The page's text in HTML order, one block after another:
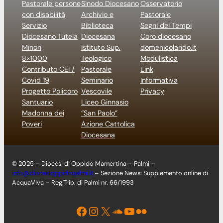
Pastorale persone
con disabilità
Servizio
Diocesano Tutela
Minori
8×1000
Contributo CEI /
Covid 19
Progetto Policoro
Santuario
Madonna dei
Poveri
Sinodo Diocesano
Archivio e
Biblioteca
Diocesana
Istituto Sup.
Teologico
Pastorale
Seminario
Vescovile
Liceo Ginnasio
“San Paolo”
Azione Cattolica
Diocesana
Osservatorio
Pastorale
Segni dei Tempi
Coro diocesano
domenicolando.it
Modulistica
Link
Informativa
Privacy
© 2025 – Diocesi di Oppido Mamertina – Palmi –
info@diocesioppidopalmi.it – Sezione News: Supplemento online di
AcquaViva – Reg.Trib. di Palmi nr. 66/1993
Facebook Instagram X Soundcloud YouTube Flickr